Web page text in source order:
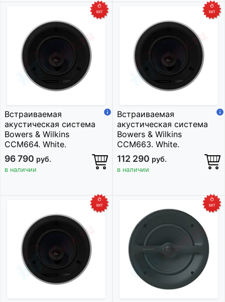
Встраиваемая
акустическая система
Bowers & Wilkins
CCM664. White.
96 790 руб.
в наличии
Встраиваемая
акустическая система
Bowers & Wilkins
CCM663. White.
112 290 руб.
в наличии